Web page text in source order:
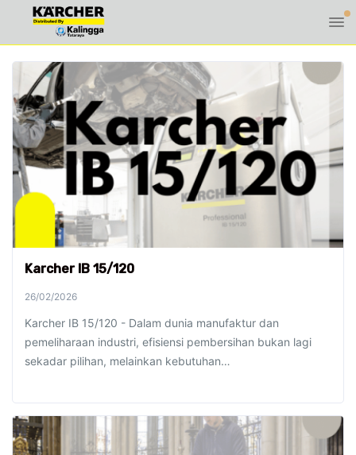
Karcher IB 15/120
26/02/2026
Karcher IB 15/120 - Dalam dunia manufaktur dan
pemeliharaan industri, efisiensi pembersihan bukan lagi
sekadar pilihan, melainkan kebutuhan…